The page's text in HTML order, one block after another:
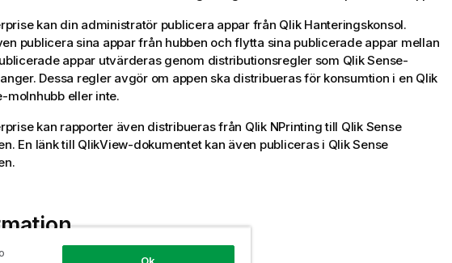
kan din administratör publicera appar från Qlik Hanteringskonsol.
publicera sina appar från hubben och flytta sina publicerade appar mellan
appar utvärderas genom distributionsregler som Qlik Sense-
Dessa regler avgör om appen ska distribueras för konsumtion i en Qlik
-molnhubb eller inte.
kan rapporter även distribueras från Qlik NPrintingtill Qlik Sense
En länk till QlikView-dokumentet kan även publiceras i Qlik Sense